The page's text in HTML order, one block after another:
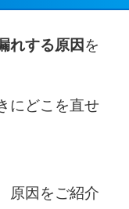
れする原因を
にどこを直せ
原因をご紹介